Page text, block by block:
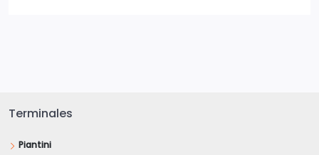
Terminales
Piantini